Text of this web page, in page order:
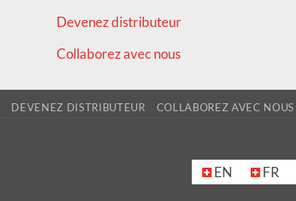
Devenez distributeur
Collaborez avec nous
DEVENEZ DISTRIBUTEUR COLLABOREZ AVEC NOUS
EN FR